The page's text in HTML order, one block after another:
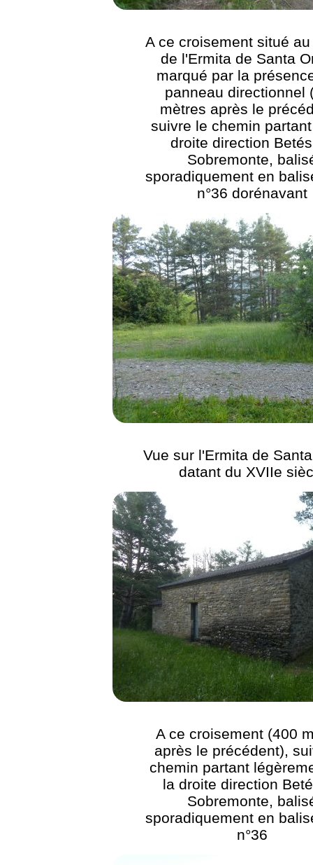
A ce croisement situé
de l'Ermita de Santa
marqué par la
panneau directionnel
mètres après le
suivre le chemin
droite direction
Sobremonte,
sporadiquement en
n°36 dorénavant
Vue sur l'Ermita de
datant du XVIIe
A ce croisement (400
après le précédent),
chemin partant
la droite direction
Sobremonte,
sporadiquement en
n°36